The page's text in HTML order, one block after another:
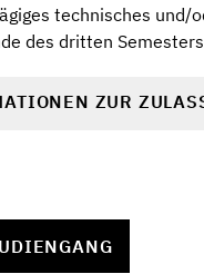
technisches und/
des dritten
ZUR